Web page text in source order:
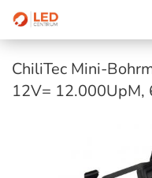
ChiliTec Mini-
12V=